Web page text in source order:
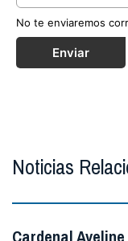
No te enviaremos
Enviar
Noticias